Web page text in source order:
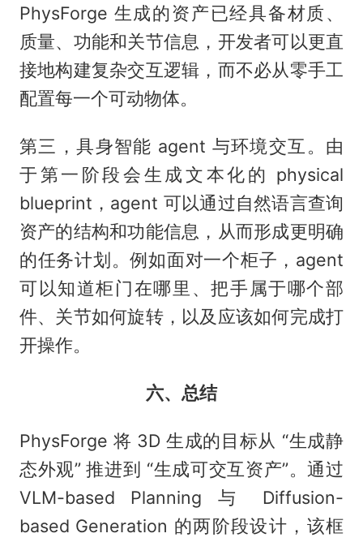
PhysForge 生成的资产已经具备材质、
质量、功能和关节信息，开发者可以更直
接地构建复杂交互逻辑，而不必从零手工
配置每一个可动物体。
第三，具身智能 agent 与环境交互。由
于第一阶段会生成文本化的 physical
blueprint，agent 可以通过自然语言查询
资产的结构和功能信息，从而形成更明确
的任务计划。例如面对一个柜子，agent
可以知道柜门在哪里、把手属于哪个部
件、关节如何旋转，以及应该如何完成打
开操作。
六、总结
PhysForge 将 3D 生成的目标从 “生成静
态外观” 推进到 “生成可交互资产”。通过
VLM-based Planning 与 Diffusion-
based Generation 的两阶段设计，该框